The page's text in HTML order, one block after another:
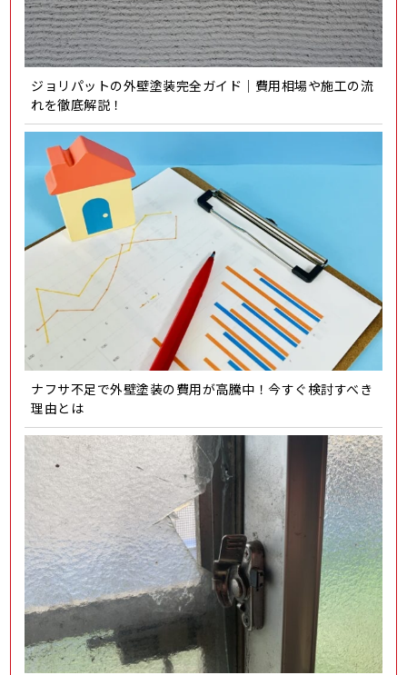
ジョリパットの外壁塗装完全ガイド｜費用相場や施工の流
れを徹底解説！
ナフサ不足で外壁塗装の費用が高騰中！今すぐ検討すべき
理由とは